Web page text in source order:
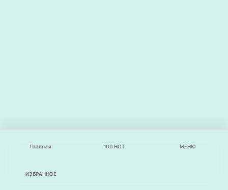
Главная 100 НОТ МЕНЮ
ИЗБРАННОЕ